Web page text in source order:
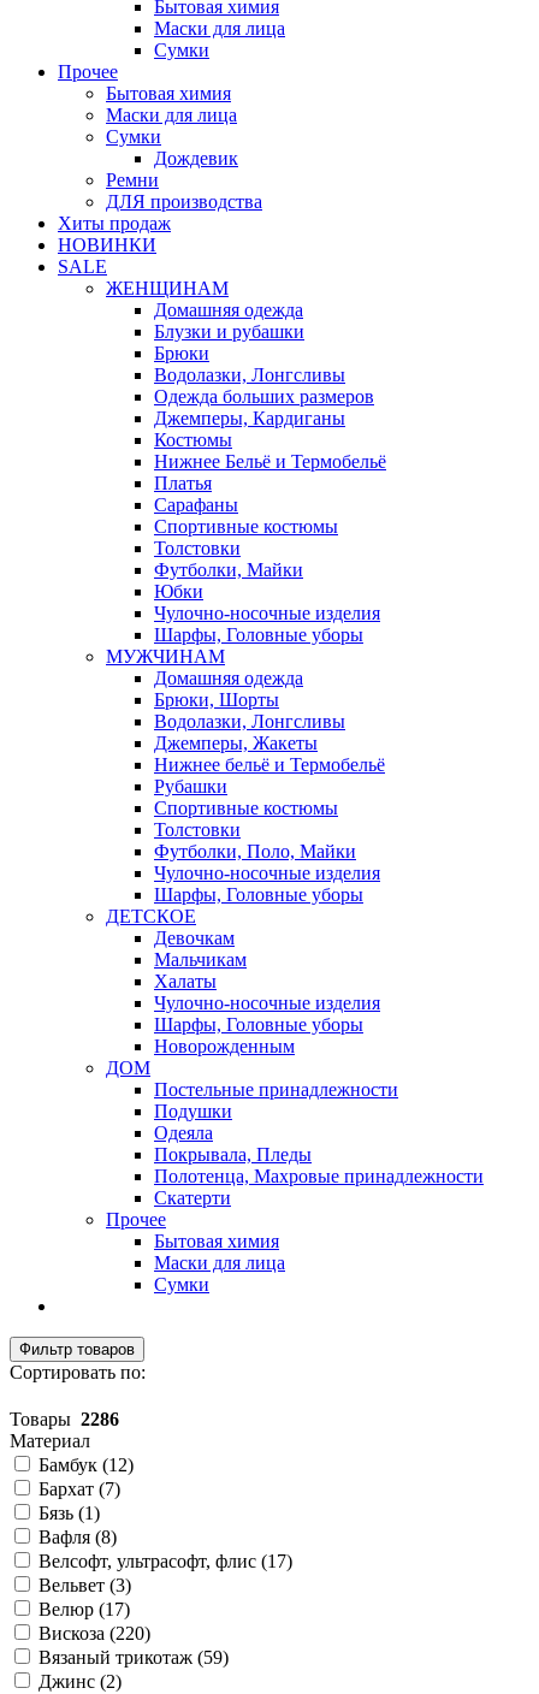
Бытовая химия
Маски для лица
Сумки
Прочее
Бытовая химия
Маски для лица
Сумки
Дождевик
Ремни
ДЛЯ производства
Хиты продаж
НОВИНКИ
SALE
ЖЕНЩИНАМ
Домашняя одежда
Блузки и рубашки
Брюки
Водолазки, Лонгсливы
Одежда больших размеров
Джемперы, Кардиганы
Костюмы
Нижнее Бельё и Термобельё
Платья
Сарафаны
Спортивные костюмы
Толстовки
Футболки, Майки
Юбки
Чулочно-носочные изделия
Шарфы, Головные уборы
МУЖЧИНАМ
Домашняя одежда
Брюки, Шорты
Водолазки, Лонгсливы
Джемперы, Жакеты
Нижнее бельё и Термобельё
Рубашки
Спортивные костюмы
Толстовки
Футболки, Поло, Майки
Чулочно-носочные изделия
Шарфы, Головные уборы
ДЕТСКОЕ
Девочкам
Мальчикам
Халаты
Чулочно-носочные изделия
Шарфы, Головные уборы
Новорожденным
ДОМ
Постельные принадлежности
Подушки
Одеяла
Покрывала, Пледы
Полотенца, Махровые принадлежности
Скатерти
Прочее
Бытовая химия
Маски для лица
Сумки
Фильтр товаров
Сортировать по:
Товары 2286
Материал
Бамбук (12)
Бархат (7)
Бязь (1)
Вафля (8)
Велсофт, ультрасофт, флис (17)
Вельвет (3)
Велюр (17)
Вискоза (220)
Вязаный трикотаж (59)
Джинс (2)